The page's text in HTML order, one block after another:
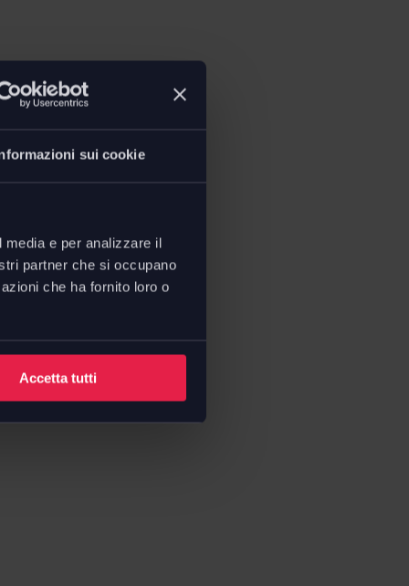
sui cookie
e per analizzare il
partner che si occupano
che ha fornito loro o
Accetta tutti